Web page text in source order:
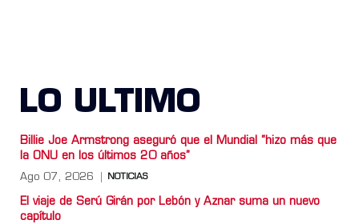
LO ULTIMO
Billie Joe Armstrong aseguró que el Mundial “hizo más que
la ONU en los últimos 20 años”
Ago 07, 2026 NOTICIAS
El viaje de Serú Girán por Lebón y Aznar suma un nuevo
capítulo